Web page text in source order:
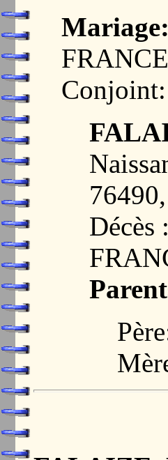
Mariage:
FRANCE
Conjoint:
Décès